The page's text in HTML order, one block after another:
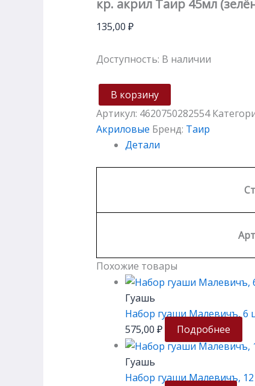
кр. акрил Таир 45мл
135,00 ₽
Доступность: В наличии
В корзину
Артикул: 4620750282554
Акриловые Бренд: Таир
Детали
Похожие товары
Гуашь
Набор гуаши Малевичъ, 6
575,00 ₽ Подробнее
Гуашь
Набор гуаши Малевичъ,